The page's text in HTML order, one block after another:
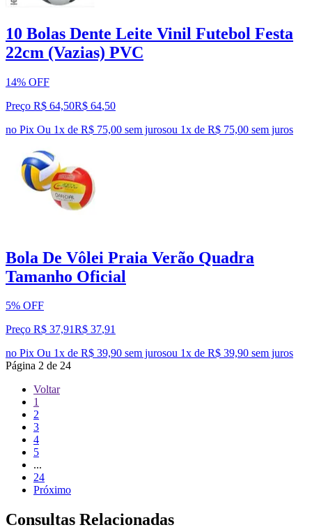
10 Bolas Dente Leite Vinil Futebol Festa
22cm (Vazias) PVC
14% OFF
Preço R$ 64,50R$ 64,50
no Pix Ou 1x de R$ 75,00 sem jurosou 1x de R$ 75,00 sem juros
Bola De Vôlei Praia Verão Quadra
Tamanho Oficial
5% OFF
Preço R$ 37,91R$ 37,91
no Pix Ou 1x de R$ 39,90 sem jurosou 1x de R$ 39,90 sem juros
Página 2 de 24
Voltar
1
2
3
4
5
...
24
Próximo
Consultas Relacionadas